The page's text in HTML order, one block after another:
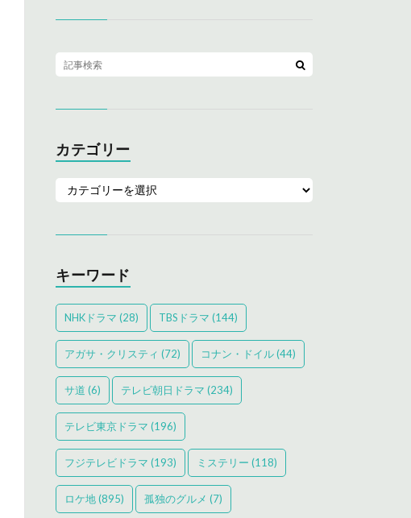
カテゴリー
キーワード
NHKドラマ (28) TBSドラマ (144)
アガサ・クリスティ (72) コナン・ドイル(44)
サ道 (6) テレビ朝日ドラマ (234)
テレビ東京ドラマ (196)
フジテレビドラマ (193) ミステリー (118)
ロケ地(895) 孤独のグルメ (7)